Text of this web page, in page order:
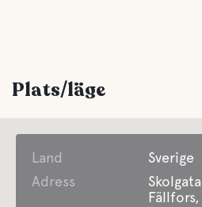
Underhållning
Plats/läge
Land
Sverige
Adress
Fällfors,